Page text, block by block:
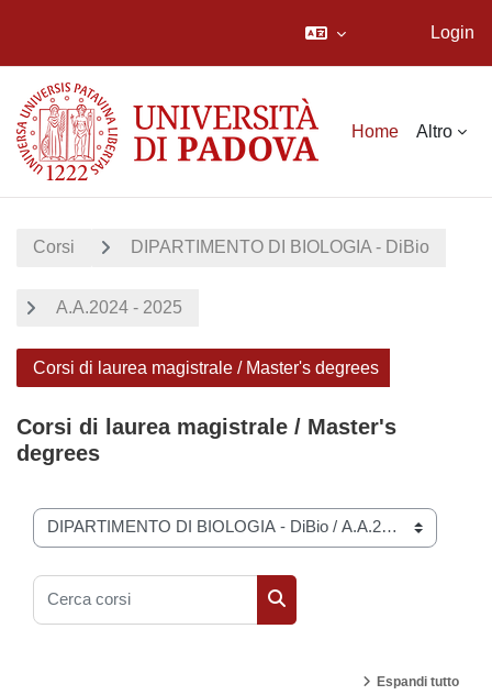
Login
Home Altro
Corsi DIPARTIMENTO DI BIOLOGIA - DiBio
A.A.2024 - 2025
Corsi di laurea magistrale / Master's degrees
Corsi di laurea magistrale / Master's
degrees
Categorie di corso
Cerca corsi
Cerca corsi
Espandi tutto